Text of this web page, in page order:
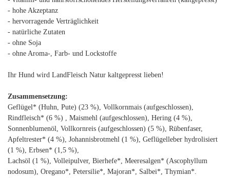
- hohe Akzeptanz
- hervorragende Verträglichkeit
- natürliche Zutaten
- ohne Soja
- ohne Aroma-, Farb- und Lockstoffe
Ihr Hund wird LandFleisch Natur kaltgepresst lieben!
Zusammensetzung:
Geflügel* (Huhn, Pute) (23 %), Vollkornmais (aufgeschlossen),
Rindfleisch* (6 %) , Maismehl (aufgeschlossen), Hering (4 %),
Sonnenblumenöl, Vollkornreis (aufgeschlossen) (5 %), Rübenfaser,
Apfeltrester* (4 %), Johannisbrotmehl (1 %), Geflügelleber hydrolisiert
(1 %), Erbsen* (1,5 %),
Lachsöl (1 %), Volleipulver, Bierhefe*, Meeresalgen* (Ascophyllum
nodosum), Oregano*, Petersilie*, Majoran*, Salbei*, Thymian*.